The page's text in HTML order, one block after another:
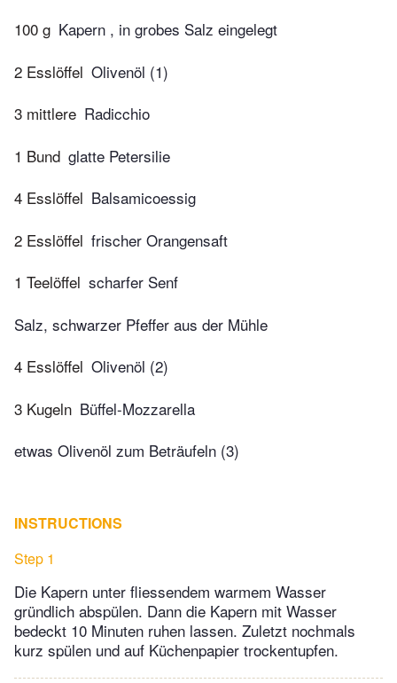
100 g Kapern , in grobes Salz eingelegt
2 Esslöffel Olivenöl (1)
3 mittlere Radicchio
1 Bund glatte Petersilie
4 Esslöffel Balsamicoessig
2 Esslöffel frischer Orangensaft
1 Teelöffel scharfer Senf
Salz, schwarzer Pfeffer aus der Mühle
4 Esslöffel Olivenöl (2)
3 Kugeln Büffel-Mozzarella
etwas Olivenöl zum Beträufeln (3)
INSTRUCTIONS
Step 1
Die Kapern unter fliessendem warmem Wasser
gründlich abspülen. Dann die Kapern mit Wasser
bedeckt 10 Minuten ruhen lassen. Zuletzt nochmals
kurz spülen und auf Küchenpapier trockentupfen.